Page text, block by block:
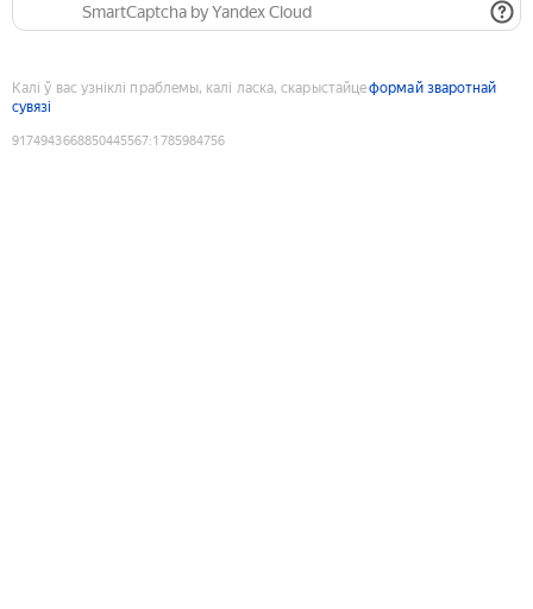
SmartCaptcha by Yandex Cloud
Калі ў вас узніклі праблемы, калі ласка, скарыстайцеформай зваротнай
сувязі
9174943668850445567:1785984756